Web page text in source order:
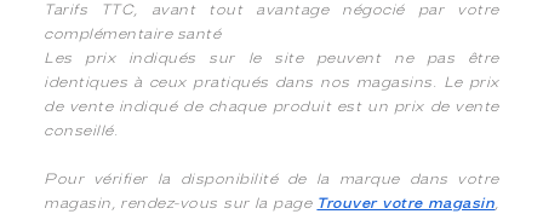
Tarifs TTC, avant tout avantage négocié par votre
complémentaire santé
Les prix indiqués sur le site peuvent ne pas être
identiques à ceux pratiqués dans nos magasins. Le prix
de vente indiqué de chaque produit est un prix de vente
conseillé.
Pour vérifier la disponibilité de la marque dans votre
magasin, rendez-vous sur la page Trouver votre magasin,